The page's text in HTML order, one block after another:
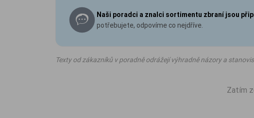
Naši poradci a znalci sortimentu zbraní jsou
potřebujete, odpovíme co nejdříve.
Texty od zákazníků v poradně odrážejí výhradně názory a
Zatím